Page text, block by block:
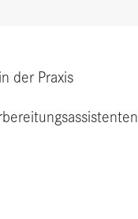
der Praxis